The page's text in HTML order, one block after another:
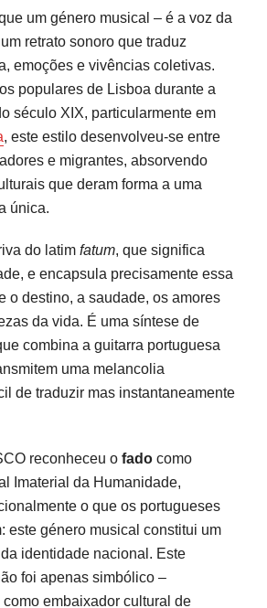
um género musical – é a voz da
retrato sonoro que traduz
emoções e vivências coletivas.
populares de Lisboa durante a
século XIX, particularmente em
, este estilo desenvolveu-se entre
e migrantes, absorvendo
que deram forma a uma
única.
do latim fatum, que significa
e encapsula precisamente essa
o destino, a saudade, os amores
da vida. É uma síntese de
combina a guitarra portuguesa
uma melancolia
de traduzir mas instantaneamente
reconheceu o fado como
Imaterial da Humanidade,
o que os portugueses
este género musical constitui um
identidade nacional. Este
foi apenas simbólico –
embaixador cultural de